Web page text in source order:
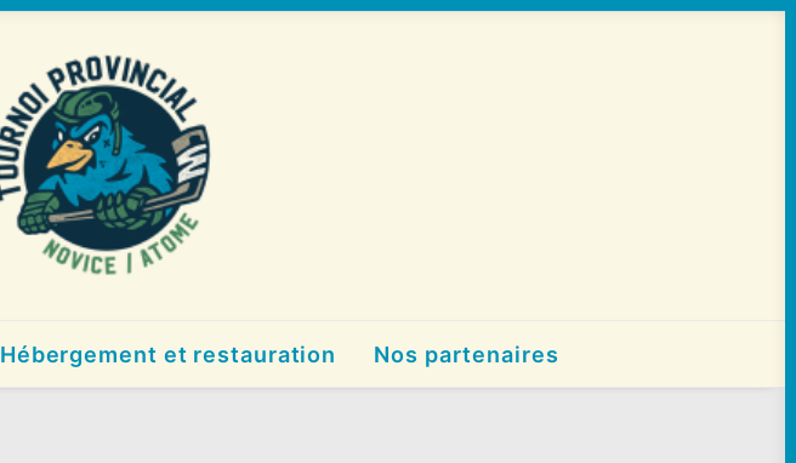
Hébergement et restauration Nos partenaires